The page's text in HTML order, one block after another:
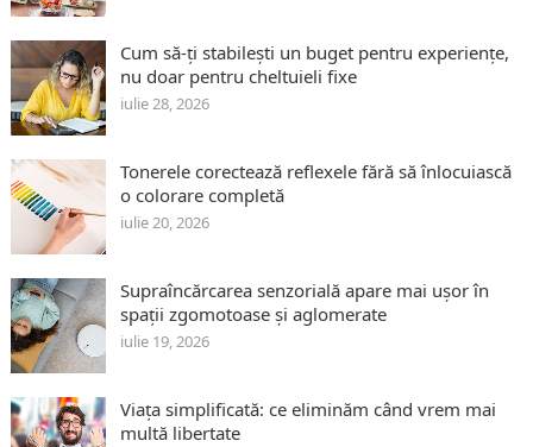
Cum să-ți stabilești un buget pentru experiențe,
nu doar pentru cheltuieli fixe
iulie 28, 2026
Tonerele corectează reflexele fără să înlocuiască
o colorare completă
iulie 20, 2026
Supraîncărcarea senzorială apare mai ușor în
spații zgomotoase și aglomerate
iulie 19, 2026
Viața simplificată: ce eliminăm când vrem mai
multă libertate